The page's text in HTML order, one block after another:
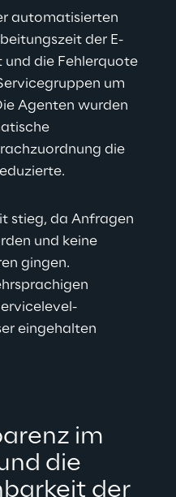
automatisierten
der E-
und die Fehlerquote
um
Agenten wurden
die
stieg, da Anfragen
und keine
gingen.
eingehalten
im
die
der